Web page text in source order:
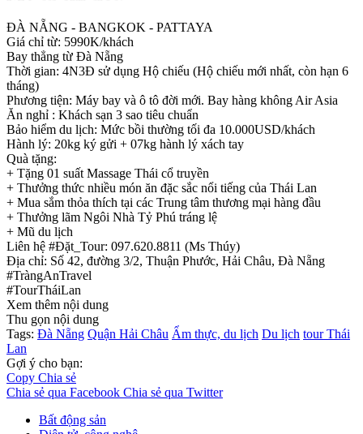
ĐÀ NẴNG - BANGKOK - PATTAYA
Giá chỉ từ: 5990K/khách
Bay thẳng từ Đà Nẵng
Thời gian: 4N3Đ sử dụng Hộ chiếu (Hộ chiếu mới nhất, còn hạn 6
tháng)
Phương tiện: Máy bay và ô tô đời mới. Bay hàng không Air Asia
Ăn nghỉ : Khách sạn 3 sao tiêu chuẩn
Bảo hiểm du lịch: Mức bồi thường tối đa 10.000USD/khách
Hành lý: 20kg ký gửi + 07kg hành lý xách tay
Quà tặng:
+ Tặng 01 suất Massage Thái cổ truyền
+ Thưởng thức nhiều món ăn đặc sắc nổi tiếng của Thái Lan
+ Mua sắm thỏa thích tại các Trung tâm thương mại hàng đầu
+ Thưởng lãm Ngôi Nhà Tỷ Phú tráng lệ
+ Mũ du lịch
Liên hệ #Đặt_Tour: 097.620.8811 (Ms Thúy)
Địa chỉ: Số 42, đường 3/2, Thuận Phước, Hải Châu, Đà Nẵng
#TràngAnTravel
#TourTháiLan
Xem thêm nội dung
Thu gọn nội dung
Tags: Đà Nẵng Quận Hải Châu Ẩm thực, du lịch Du lịch tour Thái
Lan
Gợi ý cho bạn:
Copy Chia sẻ
Chia sẻ qua Facebook Chia sẻ qua Twitter
Bất động sản